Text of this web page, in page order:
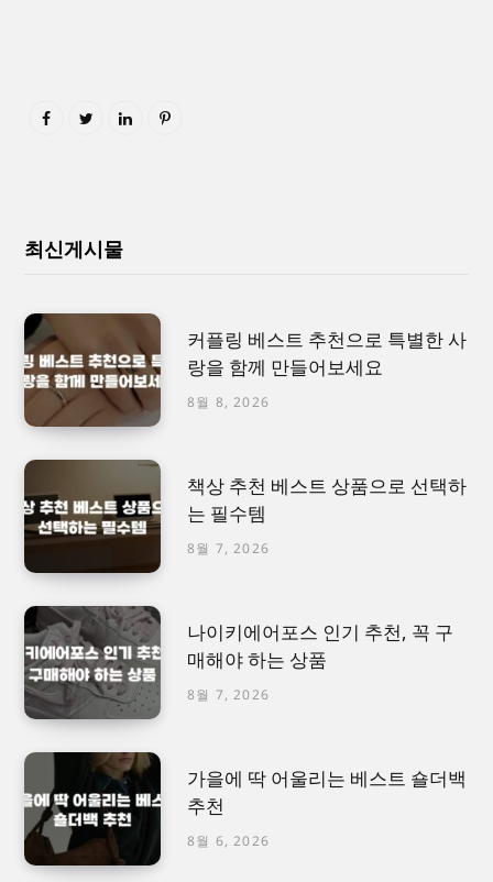
최신게시물
커플링 베스트 추천으로 특별한 사
랑을 함께 만들어보세요
8월 8, 2026
책상 추천 베스트 상품으로 선택하
는 필수템
8월 7, 2026
나이키에어포스 인기 추천, 꼭 구
매해야 하는 상품
8월 7, 2026
가을에 딱 어울리는 베스트 숄더백
추천
8월 6, 2026